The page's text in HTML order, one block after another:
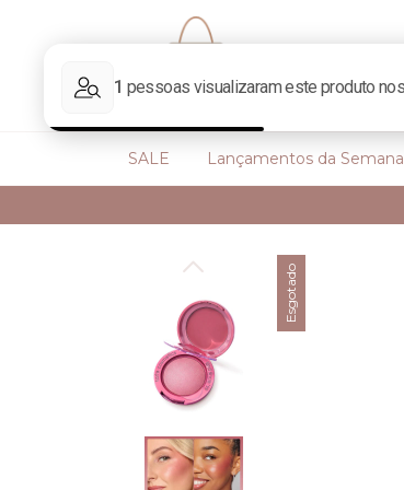
SALE Lançamentos da Semana
Esgotado